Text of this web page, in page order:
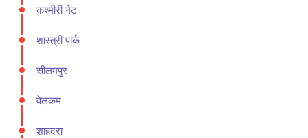
कश्मीरी गेट
शास्त्री पार्क
सीलमपुर
वेलकम
शाहदरा